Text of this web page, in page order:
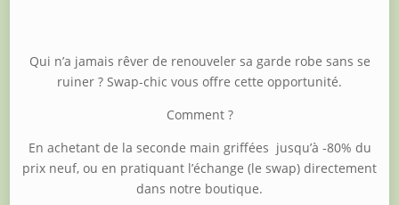
Qui n’a jamais rêver de renouveler sa garde robe sans se
ruiner ? Swap-chic vous offre cette opportunité.
Comment ?
En achetant de la seconde main griffées jusqu’à -80% du
prix neuf, ou en pratiquant l’échange (le swap) directement
dans notre boutique.